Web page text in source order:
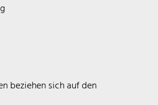
beziehen sich auf den